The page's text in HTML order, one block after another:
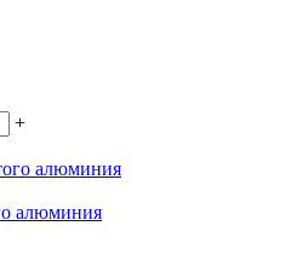
+
алюминия